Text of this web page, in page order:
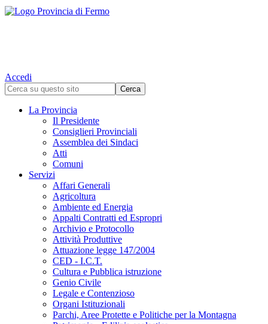
Accedi
La Provincia
Il Presidente
Consiglieri Provinciali
Assemblea dei Sindaci
Atti
Comuni
Servizi
Affari Generali
Agricoltura
Ambiente ed Energia
Appalti Contratti ed Espropri
Archivio e Protocollo
Attività Produttive
Attuazione legge 147/2004
CED - I.C.T.
Cultura e Pubblica istruzione
Genio Civile
Legale e Contenzioso
Organi Istituzionali
Parchi, Aree Protette e Politiche per la Montagna